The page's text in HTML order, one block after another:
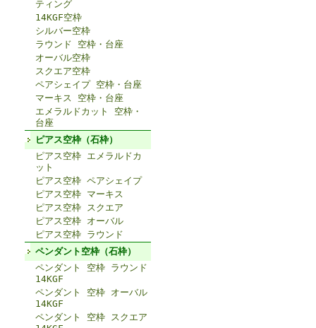
ティング
14KGF空枠
シルバー空枠
ラウンド 空枠・台座
オーバル空枠
スクエア空枠
ペアシェイプ 空枠・台座
マーキス 空枠・台座
エメラルドカット 空枠・
台座
ピアス空枠（石枠）
ピアス空枠 エメラルドカ
ット
ピアス空枠 ペアシェイプ
ピアス空枠 マーキス
ピアス空枠 スクエア
ピアス空枠 オーバル
ピアス空枠 ラウンド
ペンダント空枠（石枠）
ペンダント 空枠 ラウンド
14KGF
ペンダント 空枠 オーバル
14KGF
ペンダント 空枠 スクエア